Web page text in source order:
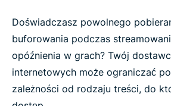
Doświadczasz powolnego
buforowania podczas
opóźnienia w grach? Twój
internetowych może ograniczać
zależności od rodzaju treści, do